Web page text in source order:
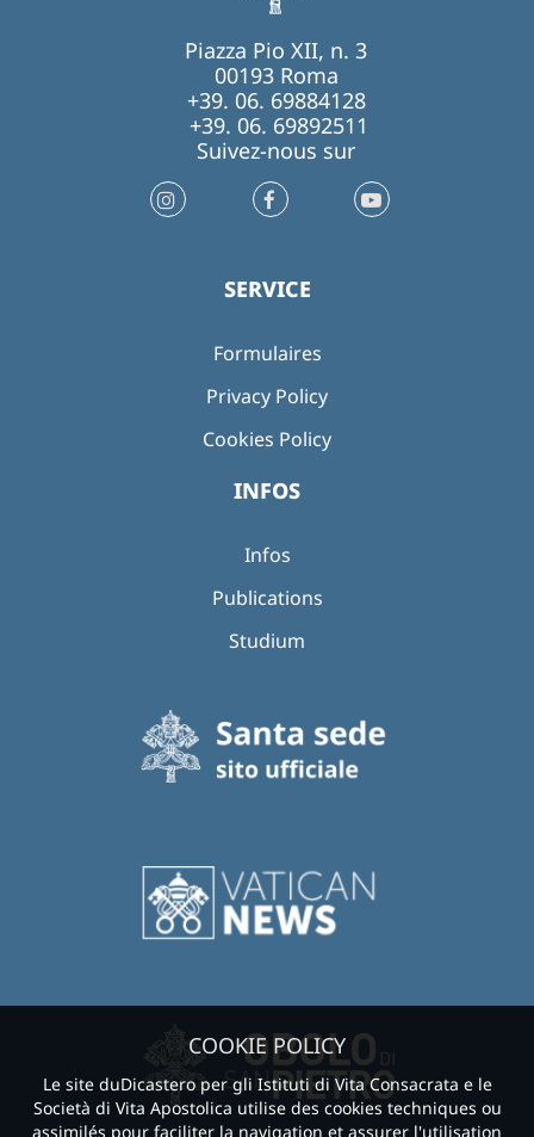
Piazza Pio XII, n. 3
00193 Roma
+39. 06. 69884128
+39. 06. 69892511
Suivez-nous sur
SERVICE
Formulaires
Privacy Policy
Cookies Policy
INFOS
Infos
Publications
Studium
COOKIE POLICY
Le site duDicastero per gli Istituti di Vita Consacrata e le
Società di Vita Apostolica utilise des cookies techniques ou
assimilés pour faciliter la navigation et assurer l'utilisation